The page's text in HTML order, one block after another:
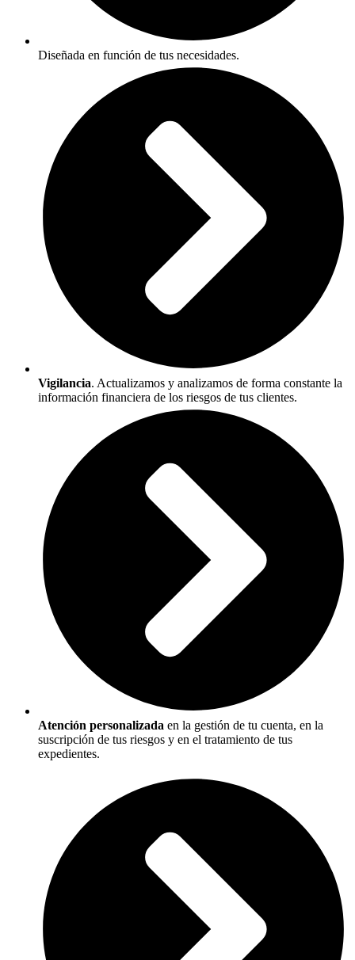
Diseñada en función de tus necesidades.
Vigilancia. Actualizamos y analizamos de forma constante la
información financiera de los riesgos de tus clientes.
Atención personalizada en la gestión de tu cuenta, en la
suscripción de tus riesgos y en el tratamiento de tus
expedientes.